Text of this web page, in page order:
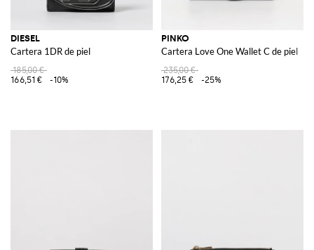
DIESEL
Cartera 1DR de piel
185,00 €
166,51 €
-10%
PINKO
Cartera Love One Wallet C de piel
235,00 €
176,25 €
-25%